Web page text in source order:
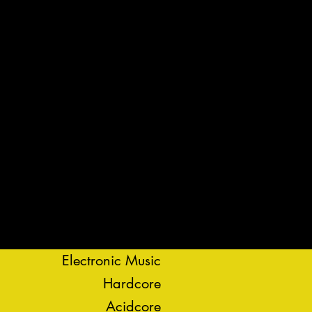
Electronic Music
Hardcore
Acidcore